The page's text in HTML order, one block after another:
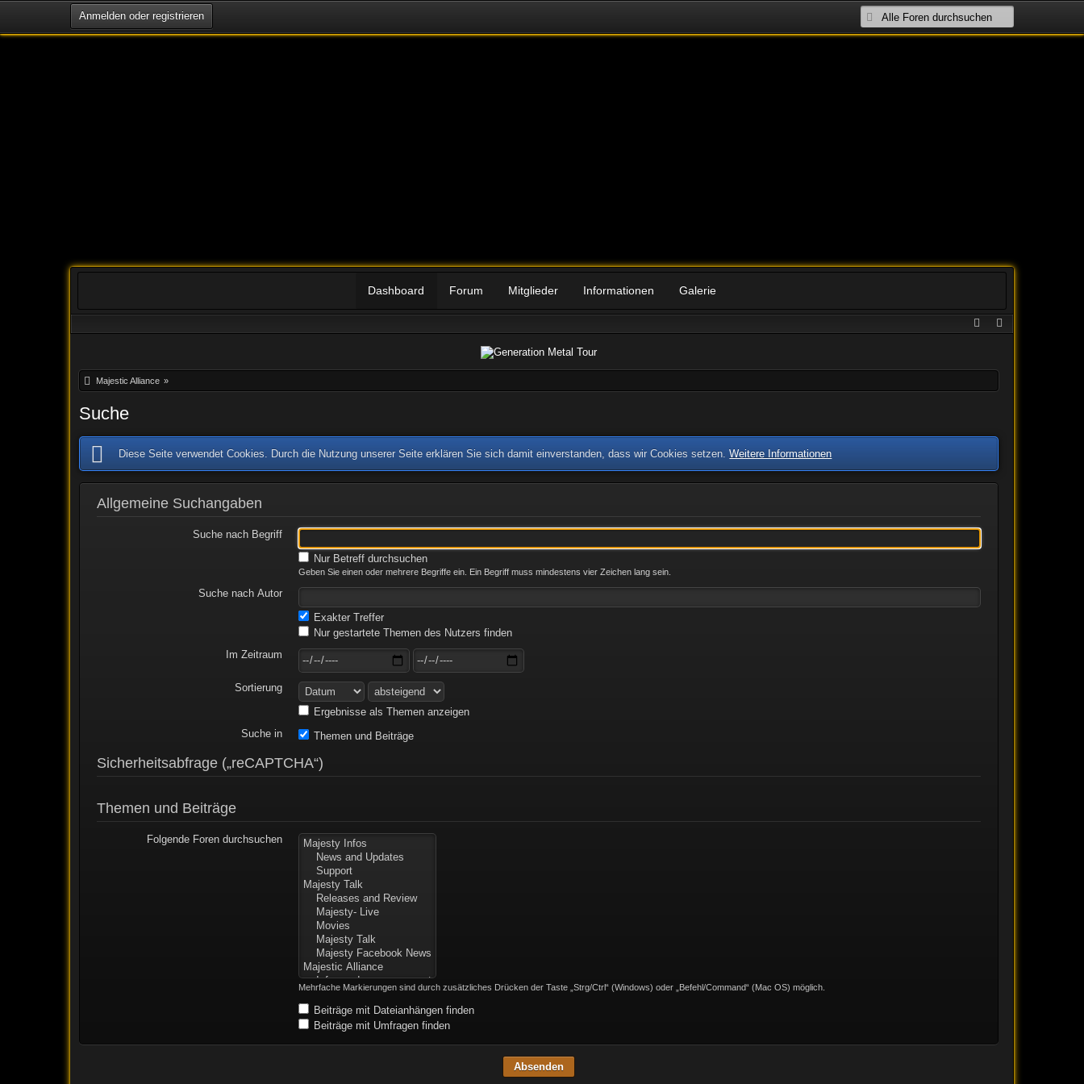
Anmelden oder registrieren
Dashboard Forum Mitglieder Informationen Galerie
Majestic Alliance »
Suche
Diese Seite verwendet Cookies. Durch die Nutzung unserer Seite erklären Sie sich damit einverstanden, dass wir Cookies setzen.Weitere Informationen
Allgemeine Suchangaben
Suche nach Begriff
Nur Betreff durchsuchen
Geben Sie einen oder mehrere Begriffe ein. Ein Begriff muss mindestens vier Zeichen lang sein.
Suche nach Autor
Exakter Treffer
Nur gestartete Themen des Nutzers finden
Im Zeitraum
Sortierung
Ergebnisse als Themen anzeigen
Suche in
Themen und Beiträge
Sicherheitsabfrage („reCAPTCHA“)
Themen und Beiträge
Folgende Foren durchsuchen
Mehrfache Markierungen sind durch zusätzliches Drücken der Taste „Strg/Ctrl“ (Windows) oder „Befehl/Command“ (Mac OS) möglich.
Beiträge mit Dateianhängen finden
Beiträge mit Umfragen finden